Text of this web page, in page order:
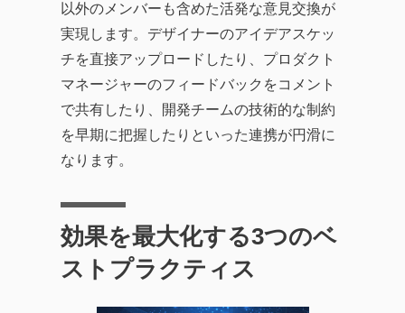
以外のメンバーも含めた活発な意見交換が
実現します。デザイナーのアイデアスケッ
チを直接アップロードしたり、プロダクト
マネージャーのフィードバックをコメント
で共有したり、開発チームの技術的な制約
を早期に把握したりといった連携が円滑に
なります。
効果を最大化する3つのベ
ストプラクティス